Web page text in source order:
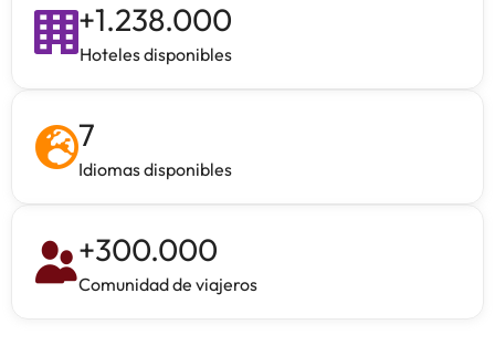
+1.238.000
Hoteles disponibles
7
Idiomas disponibles
+300.000
Comunidad de viajeros